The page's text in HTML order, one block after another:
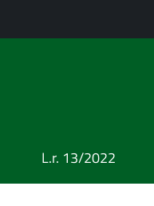
L.r. 13/2022